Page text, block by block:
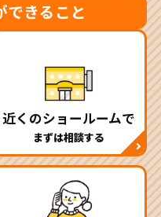
できること
近くのショールームで
まずは相談する